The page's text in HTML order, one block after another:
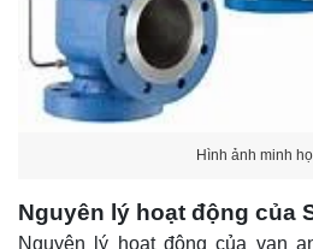
Hình ảnh minh
Nguyên lý hoạt động của
Nguyên lý hoạt động của van